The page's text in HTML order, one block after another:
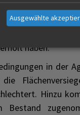
Dieser
durch
haben.
in der
Hinzu
Ausgewählte